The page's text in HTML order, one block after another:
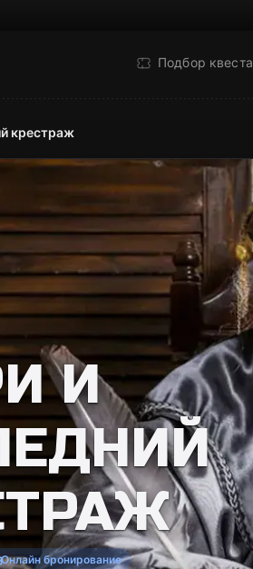
Подбор квеста
крестраж
И
Онлайн бронирование